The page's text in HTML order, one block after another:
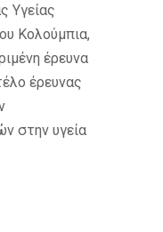
Υγείας
Κολούμπια,
έρευνα
έρευνας
στην υγεία